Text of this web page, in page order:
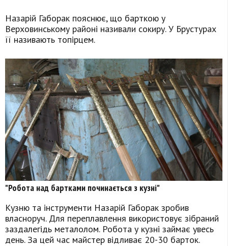
Назарій Габорак пояснює, що барткою у
Верховинському районі називали сокиру. У Брустурах
її називають топірцем.
"Робота над бартками починається з кузні"
Кузню та інструменти Назарій Габорак зробив
власноруч. Для переплавлення використовує зібраний
заздалегідь металолом. Робота у кузні займає увесь
день. За цей час майстер відливає 20-30 барток.